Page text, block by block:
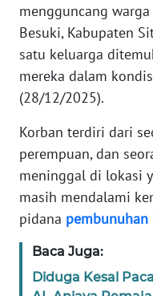
mengguncang
Besuki, Kabupaten
satu keluarga
mereka dalam
(28/12/2025).
Korban terdiri dari
perempuan, dan
meninggal di lokasi
masih mendalami
pidana pembunuhan
Baca Juga:
Diduga Kesal
OLAHRAGA
OPINI
EDITORIAL
Informasi
INDEKS
KONTAK
KAMI